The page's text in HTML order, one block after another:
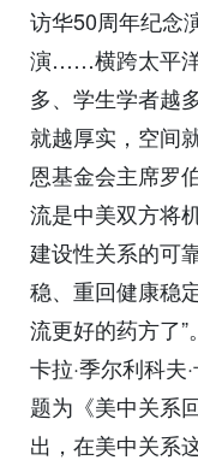
访华50周年纪念
演……横跨太平
多、学生学者越
就越厚实，空间
恩基金会主席罗
流是中美双方将
建设性关系的可
稳、重回健康稳
流更好的药方了
卡拉·季尔利科夫
题为《美中关系
出，在美中关系